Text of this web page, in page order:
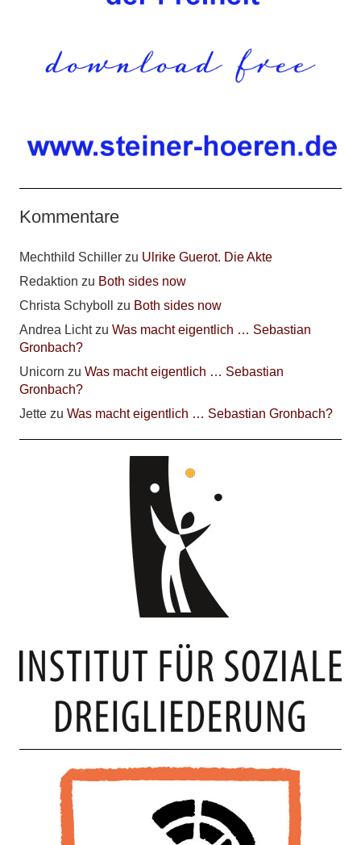
Kommentare
Mechthild Schiller zu Ulrike Guerot. Die Akte
Redaktion zu Both sides now
Christa Schyboll
zu Both sides now
Andrea Lichtzu Was macht eigentlich … Sebastian
Gronbach?
Unicorn zu Was macht eigentlich … Sebastian
Gronbach?
Jette zu Was macht eigentlich … Sebastian Gronbach?